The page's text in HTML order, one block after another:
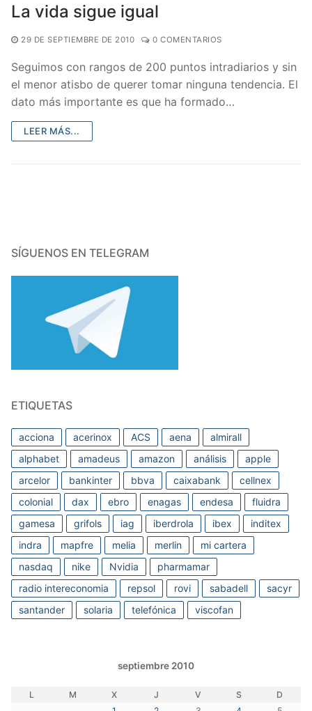
La vida sigue igual
29 DE SEPTIEMBRE DE 2010 0 COMENTARIOS
Seguimos con rangos de 200 puntos intradiarios y sin
el menor atisbo de querer tomar ninguna tendencia. El
dato más importante es que ha formado…
LEER MÁS...
SÍGUENOS EN TELEGRAM
ETIQUETAS
acciona acerinox ACS aena
almirall
alphabet
amadeus amazon análisis
apple
arcelor
bankinter bbva caixabank
cellnex
colonial
dax ebro enagas endesa
fluidra
gamesa
grifols iag iberdrola ibex
inditex
indra
mapfre melia merlin
mi cartera
nasdaq
nike Nvidia
pharmamar
radio intereconomia
repsol rovi sabadell
sacyr
santander
solaria telefónica viscofan
septiembre 2010
L M X J V S
D